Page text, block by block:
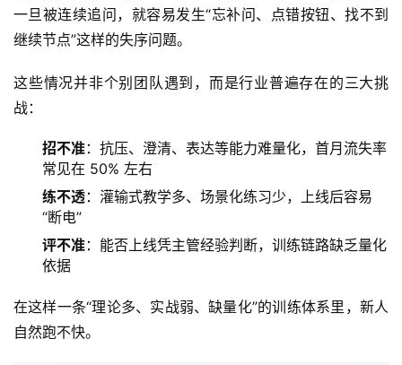
一旦被连续追问，就容易发生“忘补问、点错按钮、找不到
继续节点”这样的失序问题。
这些情况并非个别团队遇到，而是行业普遍存在的三大挑
战：
招不准：抗压、澄清、表达等能力难量化，首月流失率
常见在 50% 左右
练不透：灌输式教学多、场景化练习少，上线后容易
“断电”
评不准：能否上线凭主管经验判断，训练链路缺乏量化
依据
在这样一条“理论多、实战弱、缺量化”的训练体系里，新人
自然跑不快。